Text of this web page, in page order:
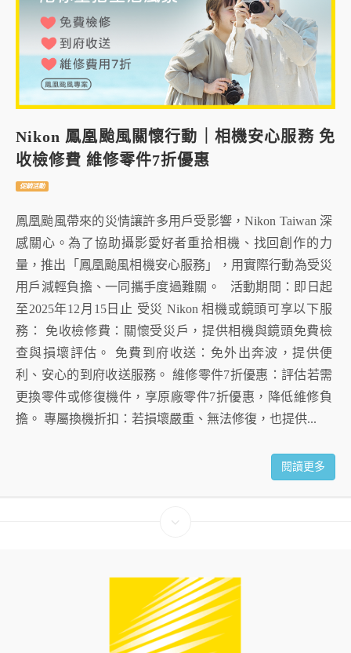
Nikon 鳳凰颱風關懷行動｜相機安心服務 免
收檢修費 維修零件7折優惠
促銷活動
鳳凰颱風帶來的災情讓許多用戶受影響，Nikon Taiwan 深
感關心。為了協助攝影愛好者重拾相機、找回創作的力
量，推出「鳳凰颱風相機安心服務」，用實際行動為受災
用戶減輕負擔、一同攜手度過難關。 活動期間：即日起
至2025年12月15日止 受災 Nikon 相機或鏡頭可享以下服
務： 免收檢修費：關懷受災戶，提供相機與鏡頭免費檢
查與損壞評估。 免費到府收送：免外出奔波，提供便
利、安心的到府收送服務。 維修零件7折優惠：評估若需
更換零件或修復機件，享原廠零件7折優惠，降低維修負
擔。 專屬換機折扣：若損壞嚴重、無法修復，也提供...
閱讀更多